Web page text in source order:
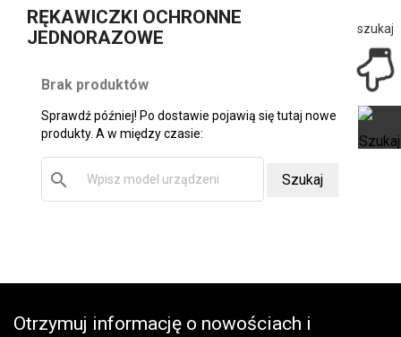
RĘKAWICZKI OCHRONNE
JEDNORAZOWE
Brak produktów
Sprawdź później! Po dostawie pojawią się tutaj nowe
produkty. A w między czasie:
search Szukaj
Otrzymuj informację o nowościach i
szukaj